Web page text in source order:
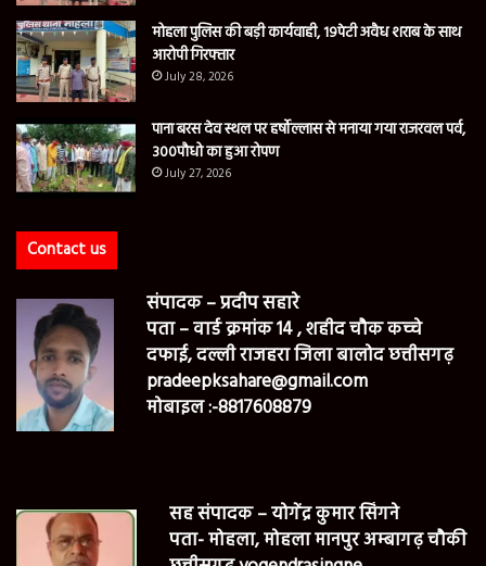
मोहला पुलिस की बड़ी कार्यवाही, 19पेटी अवैध शराब के साथ
आरोपी गिरफ्तार
July 28, 2026
पाना बरस देव स्थल पर हर्षोल्लास से मनाया गया राजरवल पर्व,
300पौधो का हुआ रोपण
July 27, 2026
Contact us
संपादक – प्रदीप सहारे
पता – वार्ड क्रमांक 14 , शहीद चौक कच्चे
दफाई, दल्ली राजहरा जिला बालोद छत्तीसगढ़
pradeepksahare@gmail.com
मोबाइल :-8817608879
सह संपादक – योगेंद्र कुमार सिंगने
पता- मोहला, मोहला मानपुर अम्बागढ़ चौकी